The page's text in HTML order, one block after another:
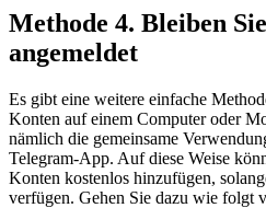
Methode 4. Bleiben
angemeldet
Es gibt eine weitere einfache
Konten auf einem Computer oder
nämlich die gemeinsame
Telegram-App. Auf diese Weise
Konten kostenlos hinzufügen,
verfügen. Gehen Sie dazu wie folgt